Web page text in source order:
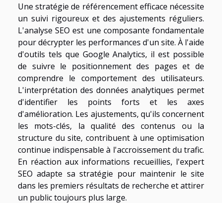
Une stratégie de référencement efficace nécessite
un suivi rigoureux et des ajustements réguliers.
L'analyse SEO est une composante fondamentale
pour décrypter les performances d'un site. À l'aide
d'outils tels que Google Analytics, il est possible
de suivre le positionnement des pages et de
comprendre le comportement des utilisateurs.
L'interprétation des données analytiques permet
d'identifier les points forts et les axes
d'amélioration. Les ajustements, qu'ils concernent
les mots-clés, la qualité des contenus ou la
structure du site, contribuent à une optimisation
continue indispensable à l'accroissement du trafic.
En réaction aux informations recueillies, l'expert
SEO adapte sa stratégie pour maintenir le site
dans les premiers résultats de recherche et attirer
un public toujours plus large.